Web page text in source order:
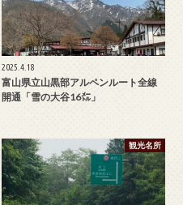
2025.4.18
富山県立山黒部アルペンルート全線
開通「雪の大谷16㍍」
観光名所